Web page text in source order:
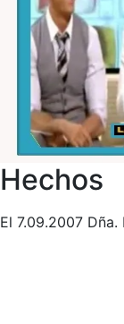
Hechos
El 7.09.2007